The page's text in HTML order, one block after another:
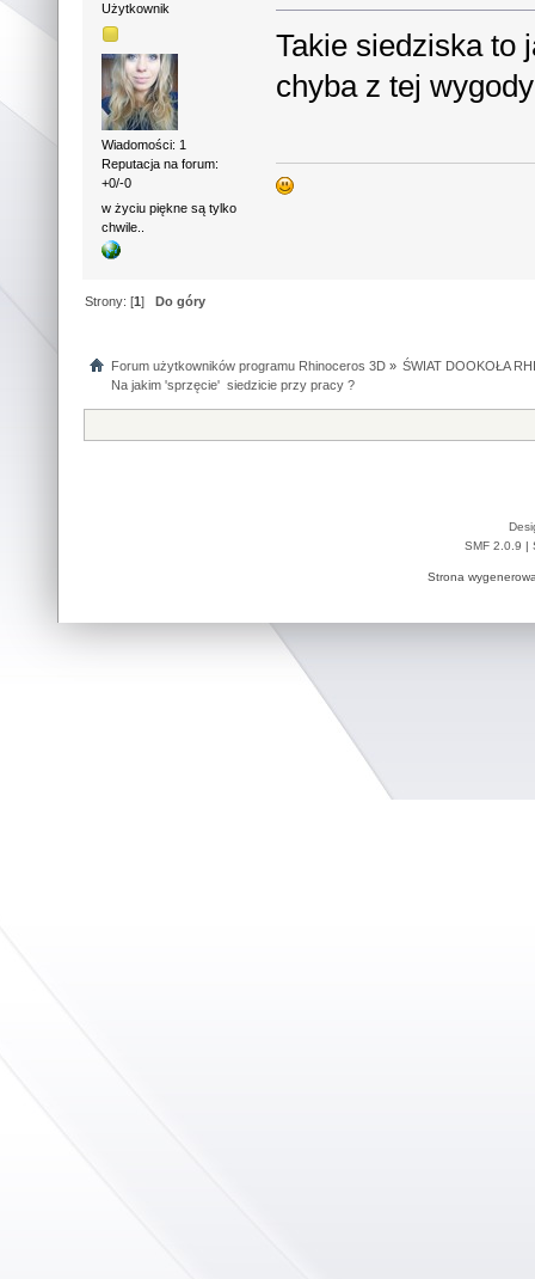
Użytkownik
Wiadomości: 1
Reputacja na forum:
+0/-0
w życiu piękne są tylko
chwile..
Takie siedziska to
chyba z tej
Strony: [1] Do góry
Forum użytkowników programu Rhinoceros 3D» ŚWIAT DOOKOŁA
Na jakim 'sprzęcie'  siedzicie przy pracy ?
SMF 2.0.9 |
Strona